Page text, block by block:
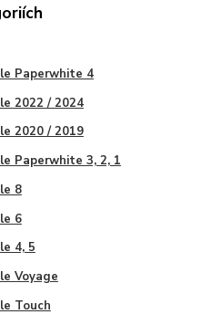
Paperwhite 4
2022 / 2024
2020 / 2019
Paperwhite 3, 2, 1
8
6
4, 5
Voyage
Touch